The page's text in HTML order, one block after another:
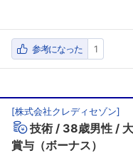
参考になった 1
[株式会社クレディセゾン]
技術 38歳男性
賞与（ボーナス）